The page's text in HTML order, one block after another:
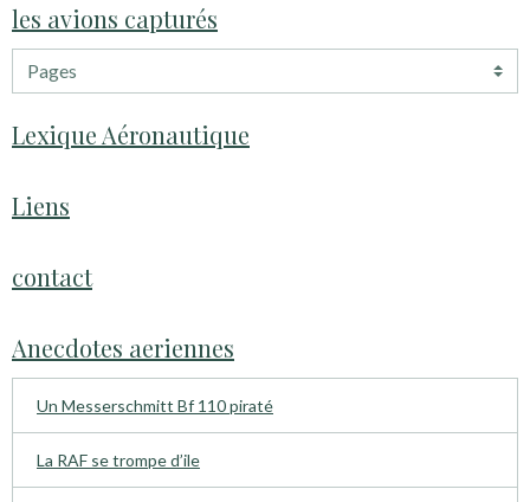
les avions capturés
Lexique Aéronautique
Liens
contact
Anecdotes aeriennes
Un Messerschmitt Bf 110 piraté
La RAF se trompe d’ile